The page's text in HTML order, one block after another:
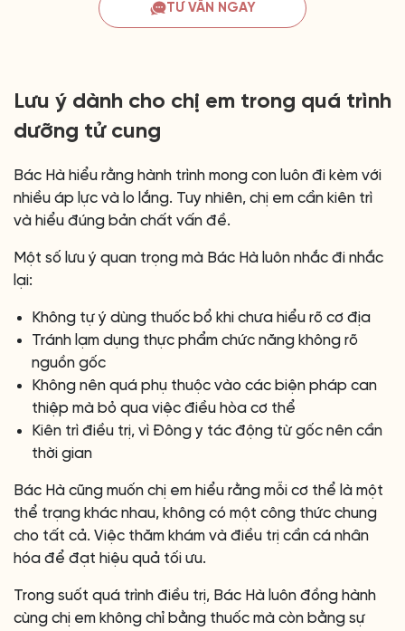
TƯ VẤN NGAY
Lưu ý dành cho chị em trong quá trình
dưỡng tử cung
Bác Hà hiểu rằng hành trình mong con luôn đi kèm với
nhiều áp lực và lo lắng. Tuy nhiên, chị em cần kiên trì
và hiểu đúng bản chất vấn đề.
Một số lưu ý quan trọng mà Bác Hà luôn nhắc đi nhắc
lại:
Không tự ý dùng thuốc bổ khi chưa hiểu rõ cơ địa
Tránh lạm dụng thực phẩm chức năng không rõ
nguồn gốc
Không nên quá phụ thuộc vào các biện pháp can
thiệp mà bỏ qua việc điều hòa cơ thể
Kiên trì điều trị, vì Đông y tác động từ gốc nên cần
thời gian
Bác Hà cũng muốn chị em hiểu rằng mỗi cơ thể là một
thể trạng khác nhau, không có một công thức chung
cho tất cả. Việc thăm khám và điều trị cần cá nhân
hóa để đạt hiệu quả tối ưu.
Trong suốt quá trình điều trị, Bác Hà luôn đồng hành
cùng chị em không chỉ bằng thuốc mà còn bằng sự